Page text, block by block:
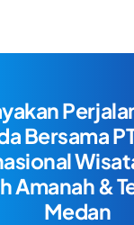
Bersama
Amanah &
Medan